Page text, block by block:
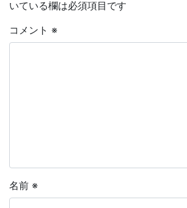
いている欄は必須項目です
コメント ※
名前 ※